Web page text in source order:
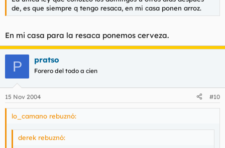
de, es que siempre q tengo resaca, en mi casa ponen arroz.
En mi casa para la resaca ponemos cerveza.
P pratso
Forero del todo a cien
15 Nov 2004 #10
lo_camano rebuznó:
derek rebuznó: